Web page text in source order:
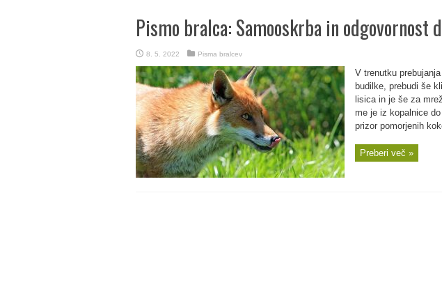
Pismo bralca: Samooskrba in odgovornost
8. 5. 2022 Pisma bralcev
V trenutku
budilke, prebudi še
lisica in je še za
me je iz kopalnice
prizor pomorjenih
Preberi več »